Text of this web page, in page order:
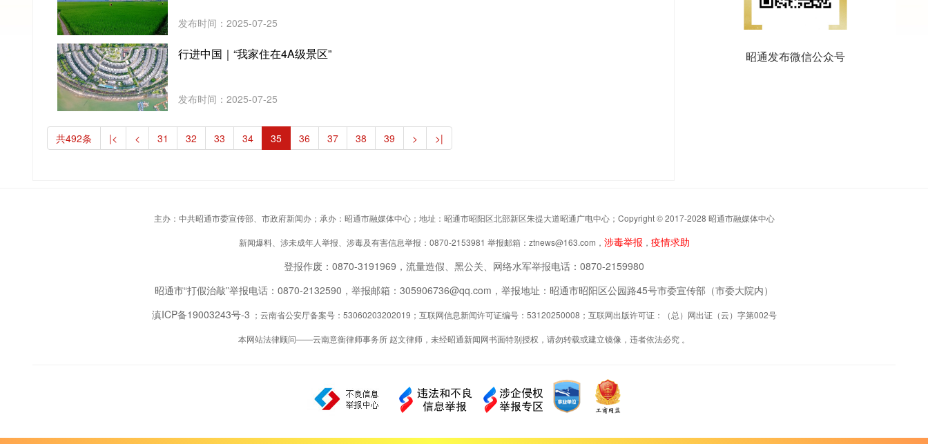
发布时间：2025-07-25
行进中国｜“我家住在4A级景区”
发布时间：2025-07-25
共492条 |< < 31 32 33 34 35 36 37 38 39 > >|
昭通发布微信公众号
主办：中共昭通市委宣传部、市政府新闻办；承办：昭通市融媒体中心；地址：昭通市昭阳区北部新区朱提大道昭通广电中心；Copyright © 2017-2028 昭通市融媒体中心
新闻爆料、涉未成年人举报、涉毒及有害信息举报：0870-2153981 举报邮箱：ztnews@163.com， 涉毒举报 ， 疫情求助
登报作废：0870-3191969，流量造假、黑公关、网络水军举报电话：0870-2159980
昭通市“打假治敲”举报电话：0870-2132590，举报邮箱：305906736@qq.com，举报地址：昭通市昭阳区公园路45号市委宣传部（市委大院内）
滇ICP备19003243号-3 ；云南省公安厅备案号：53060203202019；互联网信息新闻许可证编号：53120250008；互联网出版许可证：（总）网出证（云）字第002号
本网站法律顾问——云南意衡律师事务所 赵文律师，未经昭通新闻网书面特别授权，请勿转载或建立镜像，违者依法必究 。